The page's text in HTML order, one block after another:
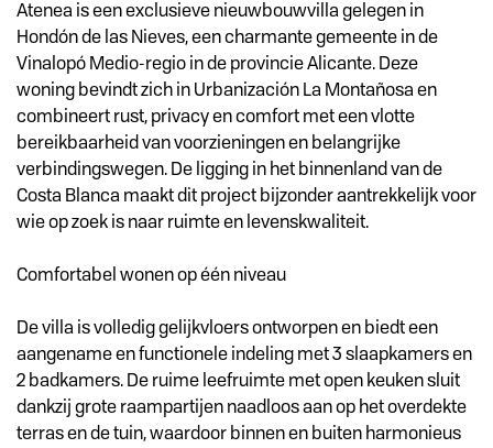
Atenea is een exclusieve nieuwbouwvilla gelegen in
Hondón de las Nieves, een charmante gemeente in de
Vinalopó Medio-regio in de provincie Alicante. Deze
woning bevindt zich in Urbanización La Montañosa en
combineert rust, privacy en comfort met een vlotte
bereikbaarheid van voorzieningen en belangrijke
verbindingswegen. De ligging in het binnenland van de
Costa Blanca maakt dit project bijzonder aantrekkelijk voor
wie op zoek is naar ruimte en levenskwaliteit.
Comfortabel wonen op één niveau
De villa is volledig gelijkvloers ontworpen en biedt een
aangename en functionele indeling met 3 slaapkamers en
2 badkamers. De ruime leefruimte met open keuken sluit
dankzij grote raampartijen naadloos aan op het overdekte
terras en de tuin, waardoor binnen en buiten harmonieus